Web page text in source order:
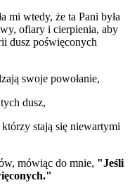
mi wtedy, że ta Pani była
ofiary i cierpienia, aby
dusz poświęconych
swoje powołanie,
dusz,
stają się niewartymi
mówiąc do mnie, "Jeśli